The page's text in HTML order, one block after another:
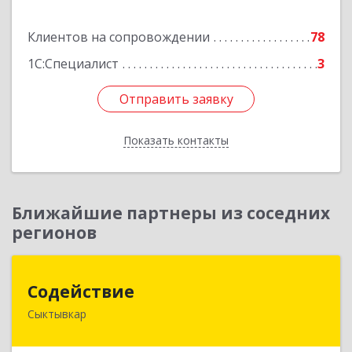
Клиентов на сопровождении
78
1С:Специалист
3
Отправить заявку
Показать контакты
Отправить заявку
Назад
Ближайшие партнеры из соседних
регионов
Содействие
Сыктывкар
167004, Коми Респ, Сыктывкар г, Первомайская